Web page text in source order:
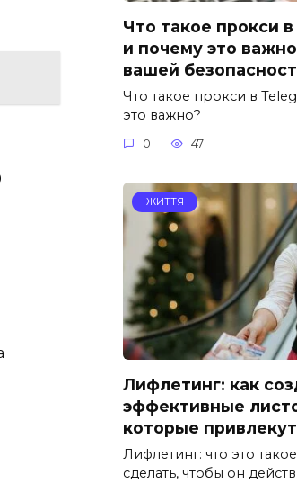
Что такое прокси
и почему это
вашей
Что такое прокси в
это важно?
0 47
ЖИТТЯ
Лифлетинг: как
эффективные
которые
Лифлетинг: что это
сделать, чтобы он